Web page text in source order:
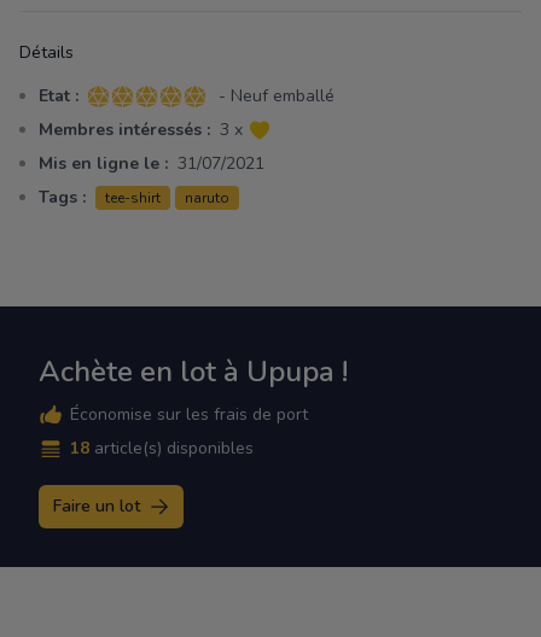
Détails
Etat : 5 sur 5 étoiles
- Neuf emballé
Membres intéressés : 3 x
Mis en ligne le : 31/07/2021
Tags :
tee-shirt naruto
Achète en lot à Upupa !
Économise sur les frais de port
18 article(s) disponibles
Faire un lot